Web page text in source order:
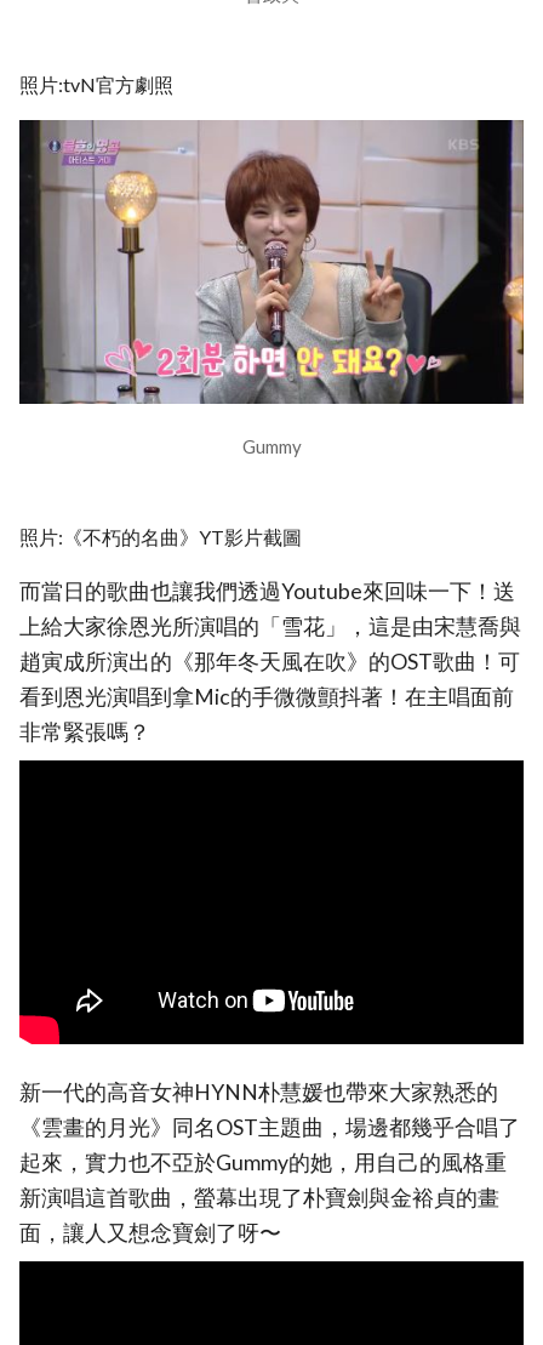
照片:tvN官方劇照
Gummy
照片:《不朽的名曲》YT影片截圖
而當日的歌曲也讓我們透過Youtube來回味一下！送
上給大家徐恩光所演唱的「雪花」，這是由宋慧喬與
趙寅成所演出的《那年冬天風在吹》的OST歌曲！可
看到恩光演唱到拿Mic的手微微顫抖著！在主唱面前
非常緊張嗎？
新一代的高音女神HYNN朴慧媛也帶來大家熟悉的
《雲畫的月光》同名OST主題曲，場邊都幾乎合唱了
起來，實力也不亞於Gummy的她，用自己的風格重
新演唱這首歌曲，螢幕出現了朴寶劍與金裕貞的畫
面，讓人又想念寶劍了呀〜